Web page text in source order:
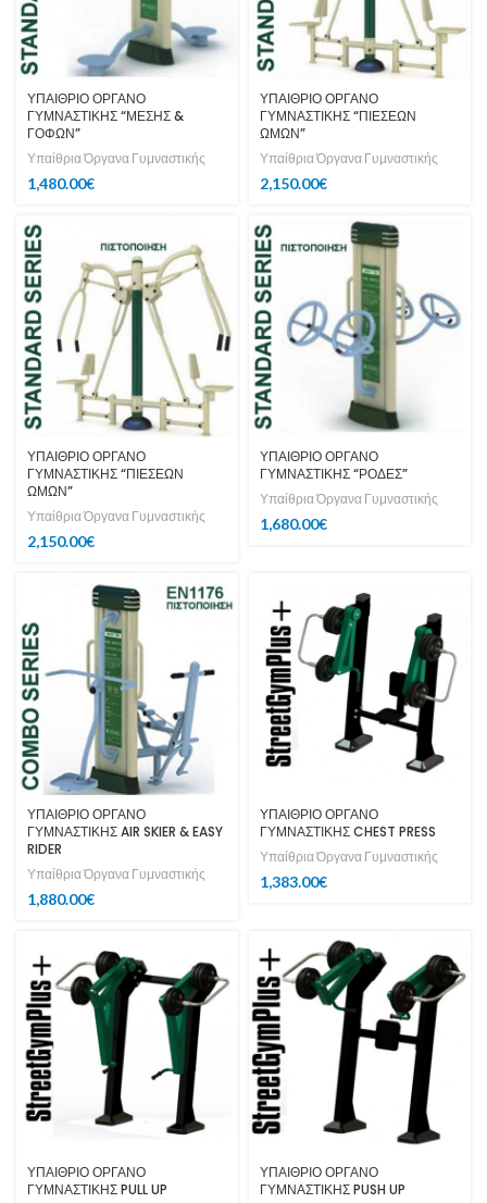
ΥΠΑΙΘΡΙΟ ΟΡΓΑΝΟ
ΓΥΜΝΑΣΤΙΚΗΣ “ΜΕΣΗΣ &
ΓΟΦΩΝ”
Υπαίθρια Όργανα Γυμναστικής
1,480.00€
ΥΠΑΙΘΡΙΟ ΟΡΓΑΝΟ
ΓΥΜΝΑΣΤΙΚΗΣ “ΠΙΕΣΕΩΝ
ΩΜΩΝ”
Υπαίθρια Όργανα Γυμναστικής
2,150.00€
ΥΠΑΙΘΡΙΟ ΟΡΓΑΝΟ
ΓΥΜΝΑΣΤΙΚΗΣ “ΠΙΕΣΕΩΝ
ΩΜΩΝ”
Υπαίθρια Όργανα Γυμναστικής
2,150.00€
ΥΠΑΙΘΡΙΟ ΟΡΓΑΝΟ
ΓΥΜΝΑΣΤΙΚΗΣ “ΡΟΔΕΣ”
Υπαίθρια Όργανα Γυμναστικής
1,680.00€
ΥΠΑΙΘΡΙΟ ΟΡΓΑΝΟ
ΓΥΜΝΑΣΤΙΚΗΣ AIR SKIER & EASY
RIDER
Υπαίθρια Όργανα Γυμναστικής
1,880.00€
ΥΠΑΙΘΡΙΟ ΟΡΓΑΝΟ
ΓΥΜΝΑΣΤΙΚΗΣ CHEST PRESS
Υπαίθρια Όργανα Γυμναστικής
1,383.00€
ΥΠΑΙΘΡΙΟ ΟΡΓΑΝΟ
ΓΥΜΝΑΣΤΙΚΗΣ PULL UP
ΥΠΑΙΘΡΙΟ ΟΡΓΑΝΟ
ΓΥΜΝΑΣΤΙΚΗΣ PUSH UP